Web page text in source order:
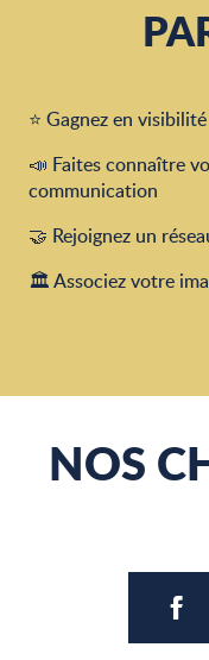
⭐ Gagnez en
📣 Faites connaître
communication
🤝 Rejoignez un
🏛 Associez votre
NOS